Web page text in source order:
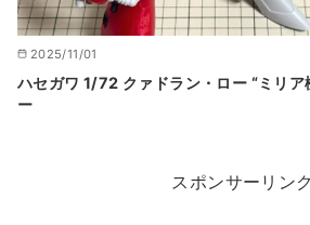
2025/11/01
ハセガワ 1/72 クァドラン・ロー “ミリア
ー
スポンサーリンク